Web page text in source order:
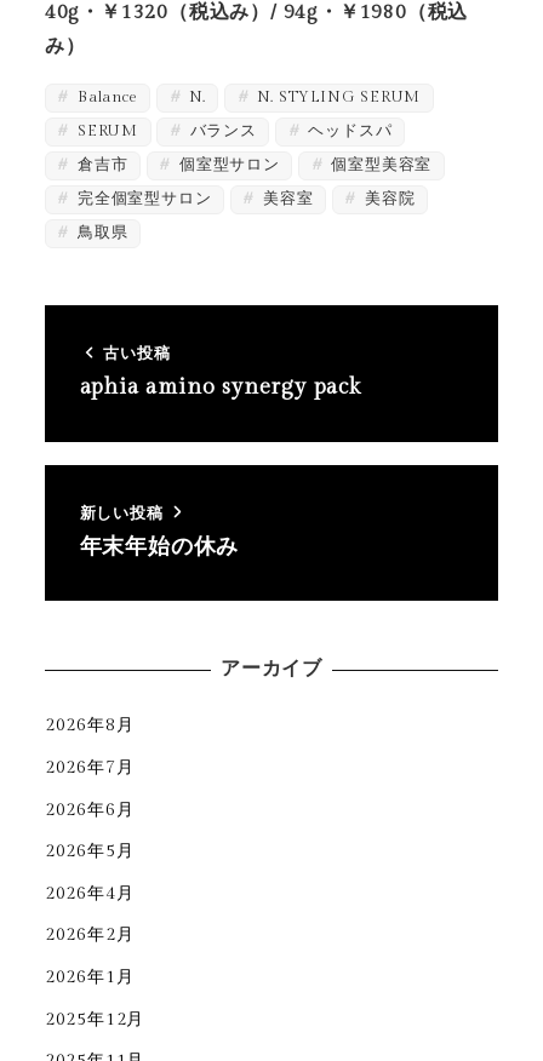
40g・￥1320（税込み）/ 94g・￥1980（税込
み）
Balance N.
N. STYLING SERUM
SERUM
バランス
ヘッドスパ
倉吉市
個室型サロン
個室型美容室
完全個室型サロン
美容室
美容院
鳥取県
古い投稿
aphia amino synergy pack
新しい投稿
年末年始の休み
アーカイブ
2026年8月
2026年7月
2026年6月
2026年5月
2026年4月
2026年2月
2026年1月
2025年12月